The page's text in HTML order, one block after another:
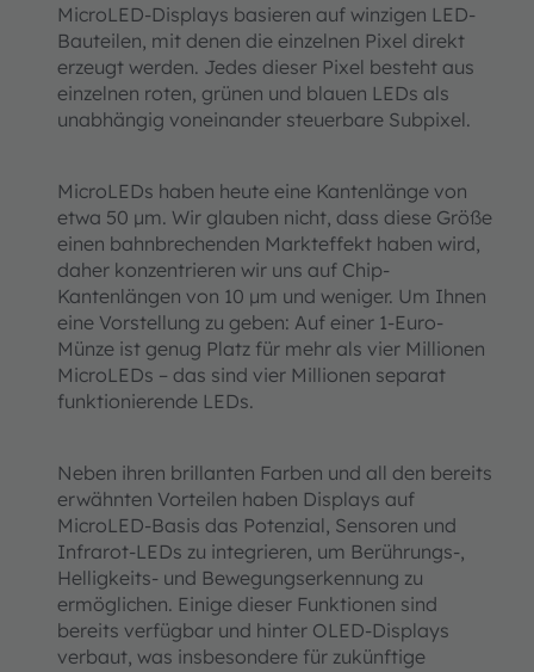
MicroLED-Displays basieren auf winzigen LED-
Bauteilen, mit denen die einzelnen Pixel direkt
erzeugt werden. Jedes dieser Pixel besteht aus
einzelnen roten, grünen und blauen LEDs als
unabhängig voneinander steuerbare Subpixel.
MicroLEDs haben heute eine Kantenlänge von
etwa 50 µm. Wir glauben nicht, dass diese Größe
einen bahnbrechenden Markteffekt haben wird,
daher konzentrieren wir uns auf Chip-
Kantenlängen von 10 µm und weniger. Um Ihnen
eine Vorstellung zu geben: Auf einer 1-Euro-
Münze ist genug Platz für mehr als vier Millionen
MicroLEDs – das sind vier Millionen separat
funktionierende LEDs.
Neben ihren brillanten Farben und all den bereits
erwähnten Vorteilen haben Displays auf
MicroLED-Basis das Potenzial, Sensoren und
Infrarot-LEDs zu integrieren, um Berührungs-,
Helligkeits- und Bewegungserkennung zu
ermöglichen. Einige dieser Funktionen sind
bereits verfügbar und hinter OLED-Displays
verbaut, was insbesondere für zukünftige